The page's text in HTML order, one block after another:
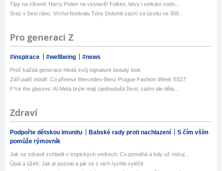
Tipy na víkend: Harry Potter na výstavě! Folklor, bitvy i setkání vodn...
Sraz v šest ráno. Vrchol festivalu Tóny Dolomit zazní za úsvitu ve 300...
Pro generaci Z
#inspirace #wellbeing #news
Proč každá generace hledá svůj signature beauty look
Září patří módě: Co přinese Mercedes-Benz Prague Fashion Week SS27
F*ck the glasses: AI Meta brýle mají zjednodušit život, zatím ale děla...
Zdraví
Podpořte dětskou imunitu Babské rady proti nachlazení
S čím vším
pomůže rýmovník
Jak se zdravě zchladit v tropických vedrech: Co pomáhá a kdy už riskuj...
Úpal a úžeh: Jak je poznat a jak se z nich rychle vyléčit